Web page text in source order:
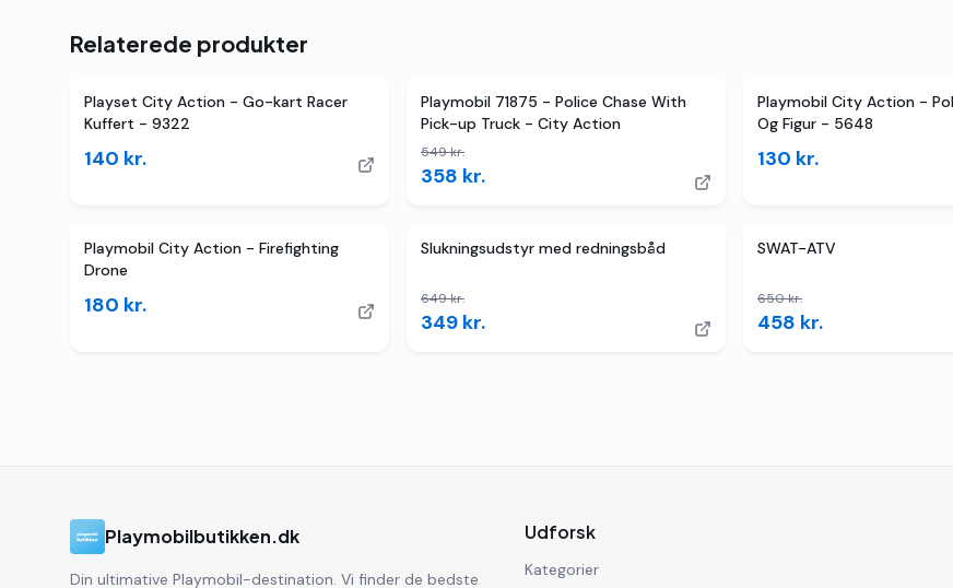
Relaterede produkter
Playset City Action - Go-kart Racer
Kuffert - 9322
140 kr.
TILBUD
2butikker
Playmobil 71875 - Police Chase With
Pick-up Truck - City Action
549kr.
358 kr.
Playmobil City Action -
Og Figur - 5648
130 kr.
Playmobil City Action - Firefighting
Drone
180 kr.
TILBUD
Slukningsudstyr med redningsbåd
649kr.
349 kr.
4butikker
SWAT-ATV
650kr.
458 kr.
Playmobilbutikken.dk
Din ultimative Playmobil-destination. Vi finder de bedste
Udforsk
Kategorier